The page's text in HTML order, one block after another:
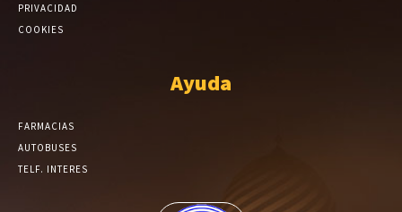
PRIVACIDAD
COOKIES
Ayuda
FARMACIAS
AUTOBUSES
TELF. INTERES